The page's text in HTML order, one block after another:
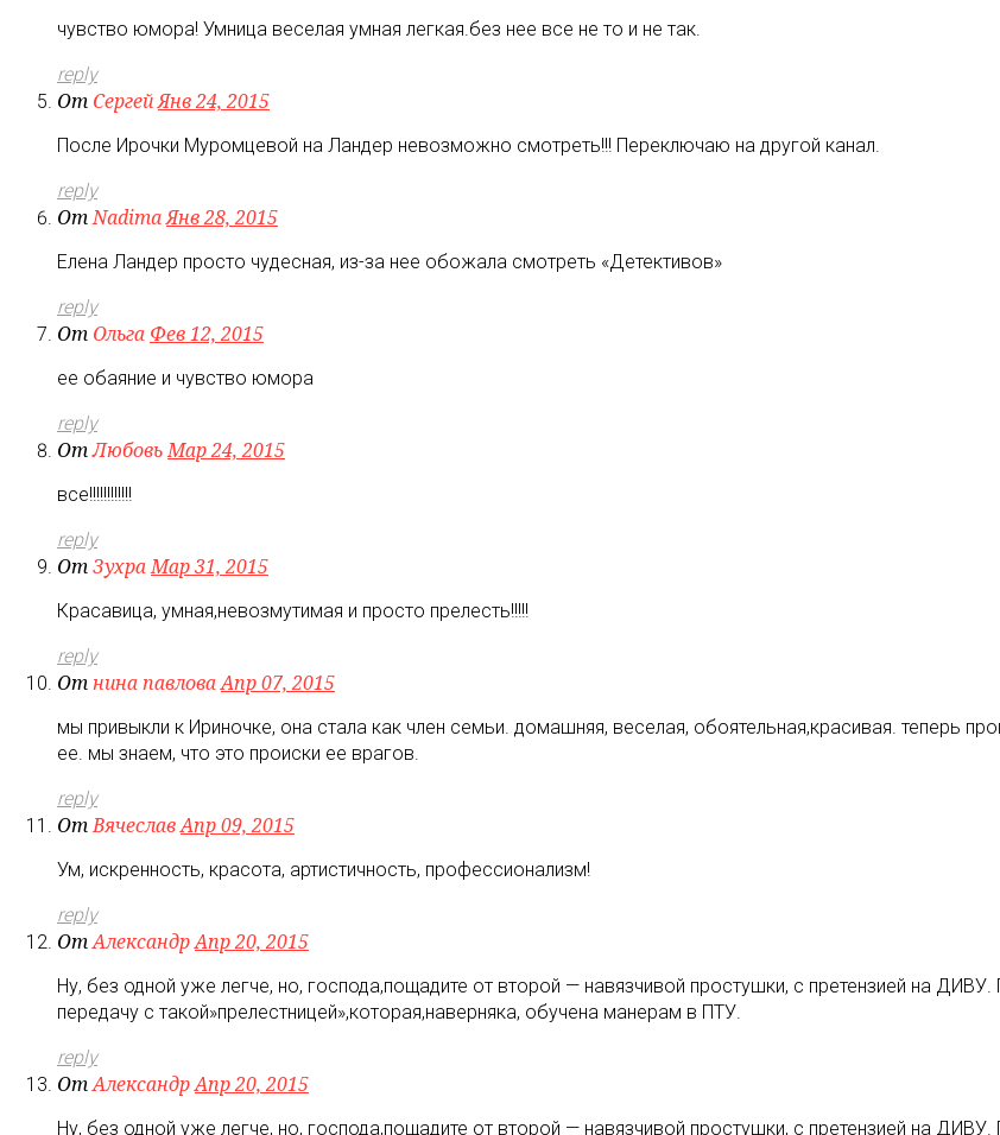
чувство юмора! Умница веселая умная легкая.без нее все не то и не так.
reply
От СергейЯнв 24, 2015
После Ирочки Муромцевой на Ландер невозможно смотреть!!! Переключаю на другой канал.
reply
ОтNadimaЯнв 28, 2015
Елена Ландер просто чудесная, из-за нее обожала смотреть «Детективов»
reply
От Ольга Фев 12, 2015
ее обаяние и чувство юмора
reply
ОтЛюбовьМар 24, 2015
все!!!!!!!!!!!!
reply
ОтЗухраМар 31, 2015
Красавица, умная,невозмутимая и просто прелесть!!!!!
reply
Отнина павловаАпр 07, 2015
мы привыкли к Ириночке, она стала как член семьи. домашняя, веселая, обоятельная,красивая. теперь
ее. мы знаем, что это происки ее врагов.
reply
ОтВячеславАпр 09, 2015
Ум, искренность, красота, артистичность, профессионализм!
reply
ОтАлександрАпр 20, 2015
Ну, без одной уже легче, но, господа,пощадите от второй — навязчивой простушки, с претензией на
передачу с такой»прелестницей»,которая,наверняка, обучена манерам в ПТУ.
reply
ОтАлександрАпр 20, 2015
Ну, без одной уже легче, но, господа,пощадите от второй — навязчивой простушки, с претензией на